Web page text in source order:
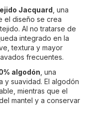
Jacquard , una
el diseño se crea
Al no tratarse de
integrado en la
textura y mayor
frecuentes.
algodón, una
y suavidad. El algodón
mientras que el
mantel y a conservar